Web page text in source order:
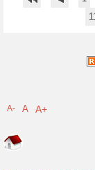
A- A A+